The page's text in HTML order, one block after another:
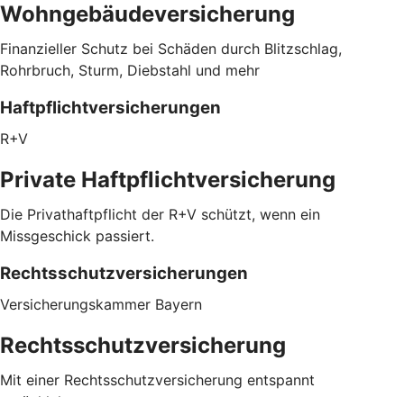
Wohngebäudeversicherung
Finanzieller Schutz bei Schäden durch Blitzschlag,
Rohrbruch, Sturm, Diebstahl und mehr
Haftpflichtversicherungen
R+V
Private Haftpflichtversicherung
Die Privathaftpflicht der R+V schützt, wenn ein
Missgeschick passiert.
Rechtsschutzversicherungen
Versicherungskammer Bayern
Rechtsschutzversicherung
Mit einer Rechtsschutzversicherung entspannt